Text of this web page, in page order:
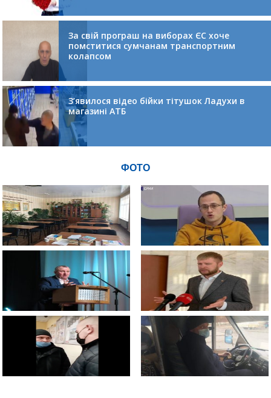
За свій програш на виборах ЄС хоче
помститися сумчанам транспортним
колапсом
З’явилося відео бійки тітушок Ладухи в
магазині АТБ
ФОТО